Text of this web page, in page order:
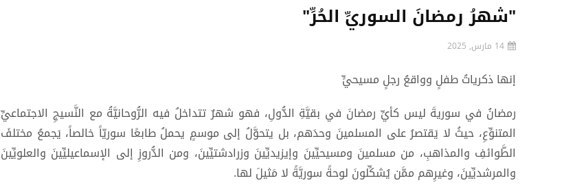
"شهرُ رمضانَ السوريِّ الحُرِّ"
14 مارس, 2025
إنها ذكرياتُ طفلٍ وواقعُ رجلٍ مسيحيٍّ
رمضانُ في سوريةَ ليس كأيِّ رمضانَ في بقيَّةِ الدُّولِ، فهو شهرٌ تتداخلُ فيه الرُّوحانيَّةُ مع النَّسيجِ الاجتماعيِّ
المتنوِّعِ، حيثُ لا يَقتصرُ على المسلمينَ وحدَهم، بل يتحوَّلُ إلى موسمٍ يحملُ طابعًا سوريّاً خالصاً، يَجمعُ مختلفَ
الطَّوائفِ والمذاهبِ، من مسلمينَ ومسيحيِّينَ وإيزيديِّينَ وزرادشتيِّينَ، ومن الدُّروزِ إلى الإسماعيليِّينَ والعلويِّينَ
والمرشديِّينَ، وغيرِهم ممَّن يُشكِّلونَ لوحةً سوريَّةً لا مَثيلَ لها.